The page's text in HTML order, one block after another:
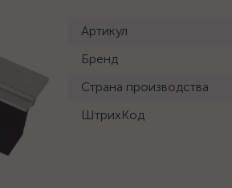
Артикул
Бренд
Страна производства
ШтрихКод